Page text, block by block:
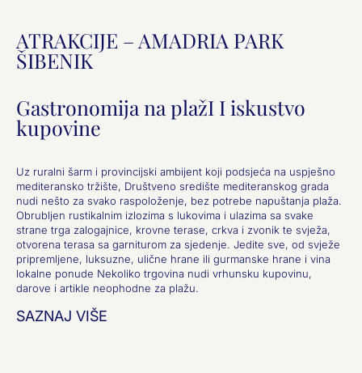
ATRAKCIJE – AMADRIA PARK
ŠIBENIK
Gastronomija na plažI I iskustvo
kupovine
Uz ruralni šarm i provincijski ambijent koji podsjeća na uspješno
mediteransko tržište, Društveno središte mediteranskog grada
nudi nešto za svako raspoloženje, bez potrebe napuštanja plaža.
Obrubljen rustikalnim izlozima s lukovima i ulazima sa svake
strane trga zalogajnice, krovne terase, crkva i zvonik te svježa,
otvorena terasa sa garniturom za sjedenje. Jedite sve, od svježe
pripremljene, luksuzne, ulične hrane ili gurmanske hrane i vina
lokalne ponude Nekoliko trgovina nudi vrhunsku kupovinu,
darove i artikle neophodne za plažu.
SAZNAJ VIŠE